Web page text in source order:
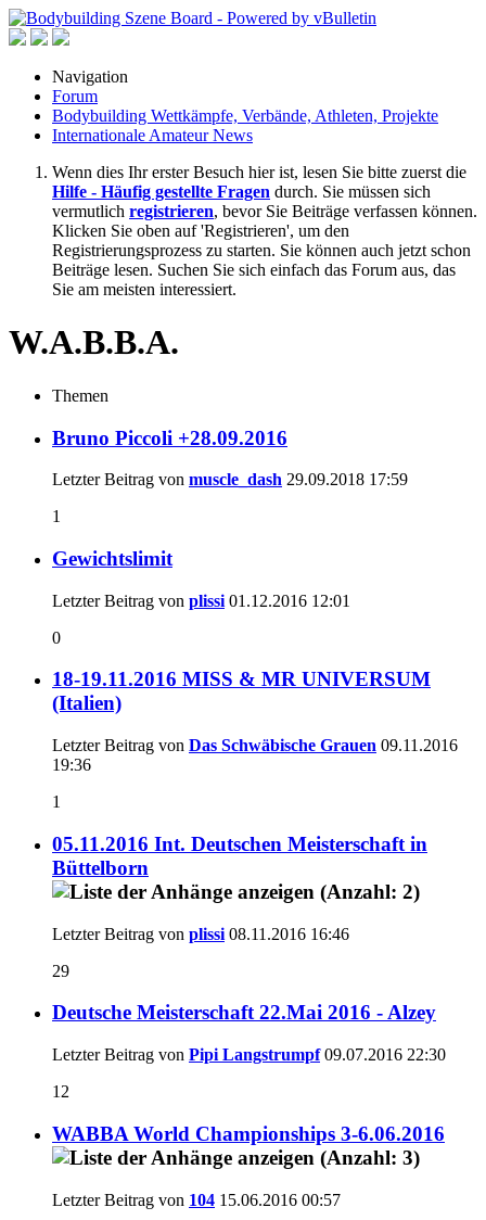
Navigation
Forum
Bodybuilding Wettkämpfe, Verbände, Athleten, Projekte
Internationale Amateur News
Wenn dies Ihr erster Besuch hier ist, lesen Sie bitte zuerst die
Hilfe - Häufig gestellte Fragen durch. Sie müssen sich
vermutlich registrieren, bevor Sie Beiträge verfassen können.
Klicken Sie oben auf 'Registrieren', um den
Registrierungsprozess zu starten. Sie können auch jetzt schon
Beiträge lesen. Suchen Sie sich einfach das Forum aus, das
Sie am meisten interessiert.
W.A.B.B.A.
Themen
Bruno Piccoli +28.09.2016
Letzter Beitrag von muscle_dash 29.09.2018 17:59
1
Gewichtslimit
Letzter Beitrag von plissi 01.12.2016 12:01
0
18-19.11.2016 MISS & MR UNIVERSUM
(Italien)
Letzter Beitrag von Das Schwäbische Grauen 09.11.2016
19:36
1
05.11.2016 Int. Deutschen Meisterschaft in
Büttelborn
Letzter Beitrag von plissi 08.11.2016 16:46
29
Deutsche Meisterschaft 22.Mai 2016 - Alzey
Letzter Beitrag von Pipi Langstrumpf09.07.2016 22:30
12
WABBA World Championships 3-6.06.2016
Letzter Beitrag von 104 15.06.2016 00:57